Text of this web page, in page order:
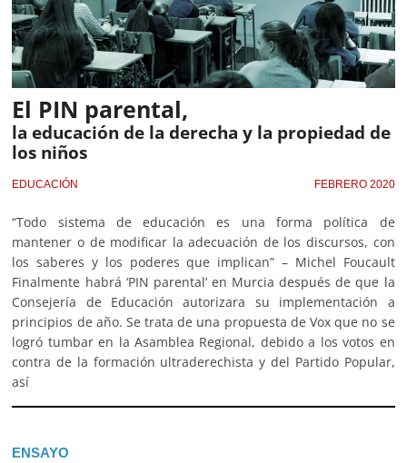
El PIN parental,
la educación de la derecha y la propiedad de
los niños
EDUCACIÓN FEBRERO 2020
“Todo sistema de educación es una forma política de
mantener o de modificar la adecuación de los discursos, con
los saberes y los poderes que implican” – Michel Foucault
Finalmente habrá ‘PIN parental’ en Murcia después de que la
Consejería de Educación autorizara su implementación a
principios de año. Se trata de una propuesta de Vox que no se
logró tumbar en la Asamblea Regional, debido a los votos en
contra de la formación ultraderechista y del Partido Popular,
así
ENSAYO